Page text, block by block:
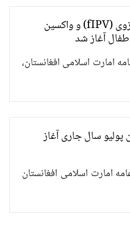
کمپاین مشترک واکسین زرقی جزوی (fIPV) و واکسین
امارت اسلامی افغانستان،
سال جاری آغاز
امارت اسلامی افغانستان